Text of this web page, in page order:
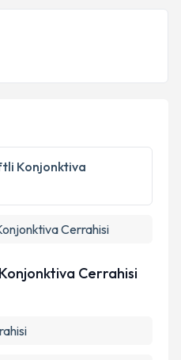
Konjonktiva
Cerrahisi
Cerrahisi